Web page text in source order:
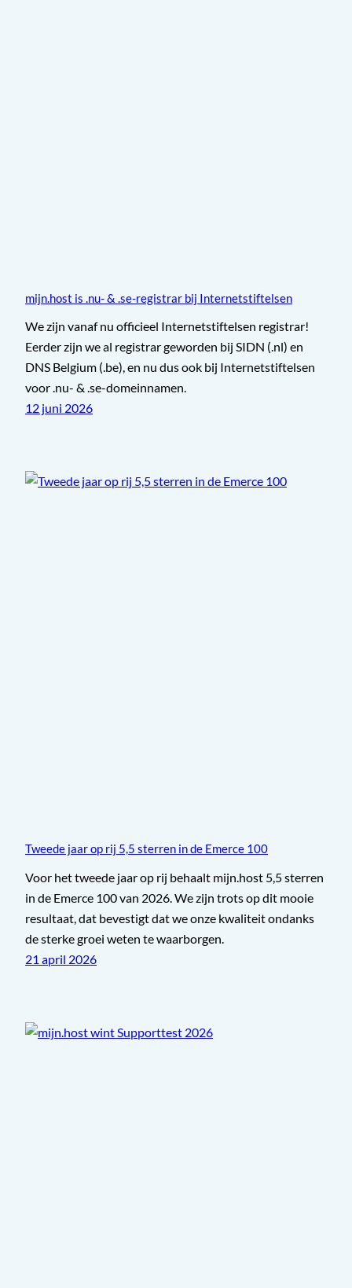
mijn.host is .nu- & .se-registrar bij Internetstiftelsen
We zijn vanaf nu officieel Internetstiftelsen registrar!
Eerder zijn we al registrar geworden bij SIDN (.nl) en
DNS Belgium (.be), en nu dus ook bij Internetstiftelsen
voor .nu- & .se-domeinnamen.
12 juni 2026
Tweede jaar op rij 5,5 sterren in de Emerce 100
Voor het tweede jaar op rij behaalt mijn.host 5,5 sterren
in de Emerce 100 van 2026. We zijn trots op dit mooie
resultaat, dat bevestigt dat we onze kwaliteit ondanks
de sterke groei weten te waarborgen.
21 april 2026